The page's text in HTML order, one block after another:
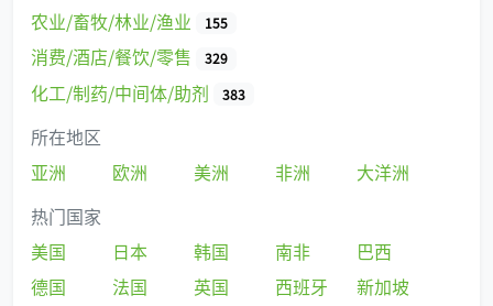
农业/畜牧/林业/渔业 155
消费/酒店/餐饮/零售 329
化工/制药/中间体/助剂 383
所在地区
亚洲
欧洲 美洲 非洲
大洋洲
热门国家
美国
日本 韩国 南非
巴西
德国
法国 英国 西班牙
新加坡